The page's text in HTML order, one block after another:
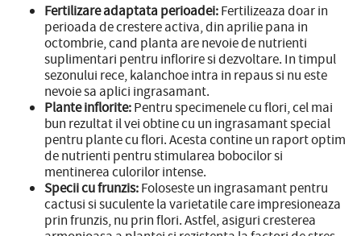
Fertilizare adaptata perioadei:Fertilizeaza doar in
perioada de crestere activa, din aprilie pana in
octombrie, cand planta are nevoie de nutrienti
suplimentari pentru inflorire si dezvoltare. In timpul
sezonului rece, kalanchoe intra in repaus si nu este
nevoie sa aplici ingrasamant.
Plante inflorite:Pentru specimenele cu flori, cel mai
bun rezultat il vei obtine cu un ingrasamant special
pentru plante cu flori. Acesta contine un raport optim
de nutrienti pentru stimularea bobocilor si
mentinerea culorilor intense.
Specii cu frunzis:Foloseste un ingrasamant pentru
cactusi si suculente la varietatile care impresioneaza
prin frunzis, nu prin flori. Astfel, asiguri cresterea